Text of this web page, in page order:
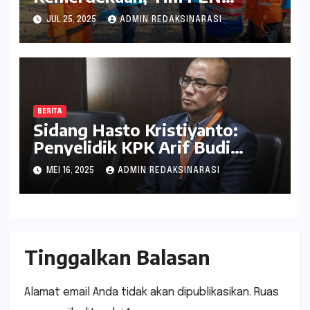
Percepat Peningkatan
Keandalan Listrik Melalui
Uprating Peralatan di Gardu
Induk 150 kV Kaliwungu
JUL 25, 2025 ADMIN REDAKSINARASI
BERITA
Sidang Hasto Kristiyanto:
Penyelidik KPK Arif Budi
Raharjo Dihadirkan sebagai
Saksi Kunci
MEI 16, 2025 ADMIN REDAKSINARASI
Tinggalkan Balasan
Alamat email Anda tidak akan dipublikasikan. Ruas